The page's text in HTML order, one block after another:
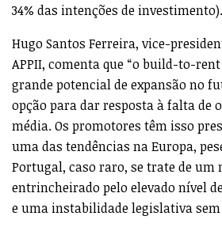
34% das intenções de investimento).
Hugo Santos Ferreira, vice-
APPII, comenta que “o build-to-
grande potencial de expansão no
opção para dar resposta à falta de
média. Os promotores têm isso
uma das tendências na Europa,
Portugal, caso raro, se trate de um
entrincheirado pelo elevado nível
e uma instabilidade legislativa sem